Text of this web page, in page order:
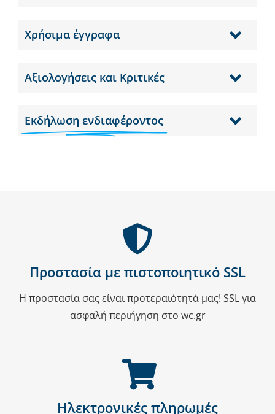
Χρήσιμα έγγραφα
Αξιολογήσεις και Κριτικές
Εκδήλωση ενδιαφέροντος
Προστασία με πιστοποιητικό SSL
Η προστασία σας είναι προτεραιότητά μας! SSL για
ασφαλή περιήγηση στο wc.gr
Ηλεκτρονικές πληρωμές